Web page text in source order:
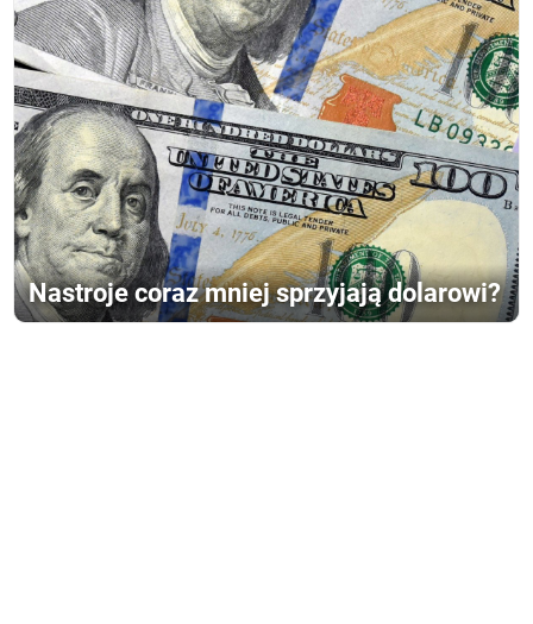
Nastroje coraz mniej sprzyjają dolarowi?